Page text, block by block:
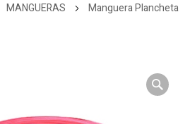
MANGUERAS
Manguera Plancheta